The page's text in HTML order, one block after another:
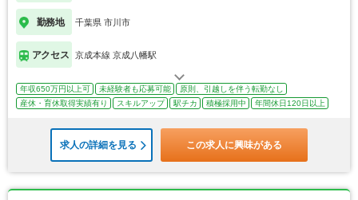
勤務地 千葉県 市川市
アクセス 京成本線 京成八幡駅
年収650万円以上可 未経験者も応募可能
原則、引越しを伴う転勤なし
産休・育休取得実績有り
スキルアップ 駅チカ 積極採用中 年間休日120日以上
求人の詳細を見る この求人に興味がある